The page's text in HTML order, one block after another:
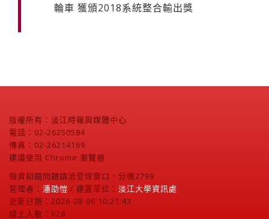
輪車 獲頒2018系統整合輸出獎
版權所有：淡江時報與媒體中心
電話：02-26250584
傳真：02-26214169
建議使用 Chrome 瀏覽器
個資相關問題請洽受理窗口，分機2799
管理者： 潘劭愷 / 建置單位： 淡江大學資訊處
更新日期：2026-08-06 10:21:43
線上人數：628